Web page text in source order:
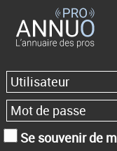
Se souvenir de